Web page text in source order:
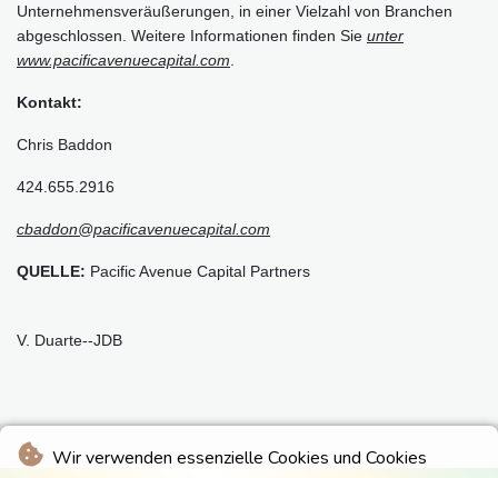
Wir verwenden essenzielle Cookies und Cookies
Unternehmensveräußerungen, in einer Vielzahl von Branchen
abgeschlossen. Weitere Informationen finden Sie unter
www.pacificavenuecapital.com
Kontakt:
Chris Baddon
424.655.2916
cbaddon@pacificavenuecapital.com
QUELLE: Pacific Avenue Capital Partners
V. Duarte--JDB